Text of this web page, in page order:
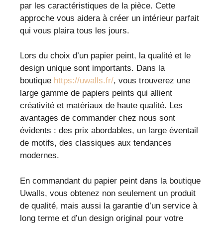
par les caractéristiques de la pièce. Cette
approche vous aidera à créer un intérieur parfait
qui vous plaira tous les jours.
Lors du choix d’un papier peint, la qualité et le
design unique sont importants. Dans la
boutique https://uwalls.fr/, vous trouverez une
large gamme de papiers peints qui allient
créativité et matériaux de haute qualité. Les
avantages de commander chez nous sont
évidents : des prix abordables, un large éventail
de motifs, des classiques aux tendances
modernes.
En commandant du papier peint dans la boutique
Uwalls, vous obtenez non seulement un produit
de qualité, mais aussi la garantie d’un service à
long terme et d’un design original pour votre